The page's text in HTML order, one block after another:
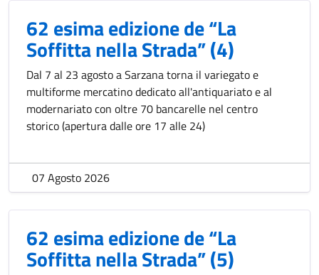
62 esima edizione de “La
Soffitta nella Strada” (4)
Dal 7 al 23 agosto a Sarzana torna il variegato e
multiforme mercatino dedicato all'antiquariato e al
modernariato con oltre 70 bancarelle nel centro
storico (apertura dalle ore 17 alle 24)
07 Agosto 2026
62 esima edizione de “La
Soffitta nella Strada” (5)